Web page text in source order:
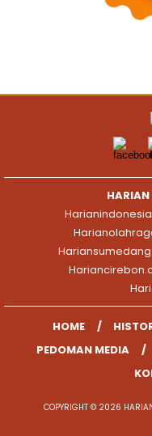
HARIAN
HOME
PEDOMAN MEDIA
COPYRIGHT © 2026